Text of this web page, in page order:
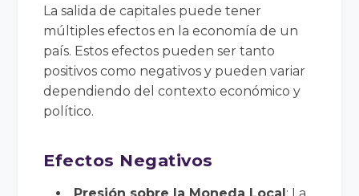
La salida de capitales puede tener
múltiples efectos en la economía de un
país. Estos efectos pueden ser tanto
positivos como negativos y pueden variar
dependiendo del contexto económico y
político.
Efectos Negativos